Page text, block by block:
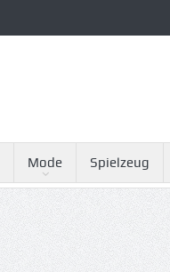
Mode Spielzeug